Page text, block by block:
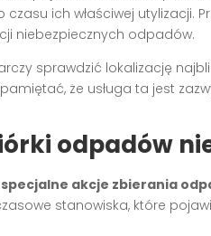
ich właściwej utylizacji.
niebezpiecznych odpadów.
sprawdzić lokalizację
że usługa ta jest
odpadów
specjalne akcje zbierania
stanowiska, które